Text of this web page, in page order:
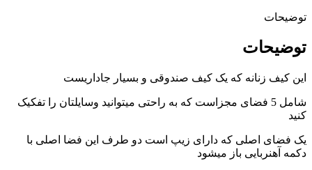
توضیحات
توضیحات
این کیف زنانه که یک کیف صندوقی و بسیار جاداریست
شامل 5 فضای مجزاست که به راحتی میتوانید وسایلتان را تفکیک
کنید
یک فضای اصلی که دارای زیپ است دو طرف این فضا اصلی با
دکمه آهنربایی باز میشود